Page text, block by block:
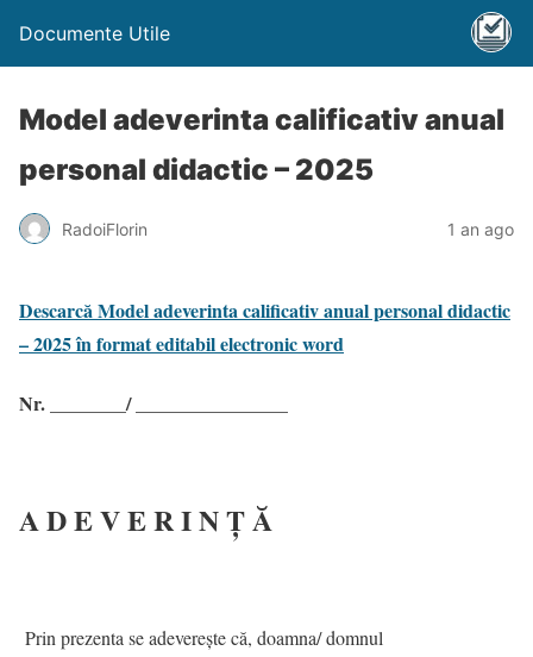
Documente Utile
Model adeverinta calificativ anual
personal didactic – 2025
RadoiFlorin 1 an ago
Descarcă Model adeverinta calificativ anual personal didactic
– 2025 în format editabil electronic word
Nr. ________/ ________________
A D E V E R I N Ţ Ă
Prin prezenta se adevereşte că, doamna/ domnul